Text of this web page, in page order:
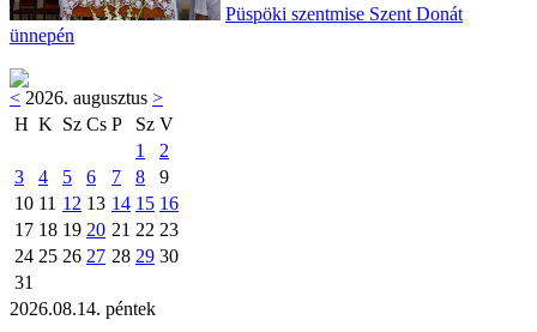
Püspöki szentmise Szent Donát
ünnepén
< 2026. augusztus >
H K Sz Cs P Sz V
1
2
3
4 5 6 7 8
9
10 11 12 13 14 15 16
17 18 19 20 21 22 23
24 25 26 27 28 29 30
31
2026.08.14. péntek